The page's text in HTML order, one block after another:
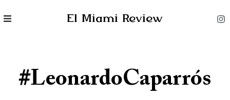
El Miami Review
#LeonardoCaparrós